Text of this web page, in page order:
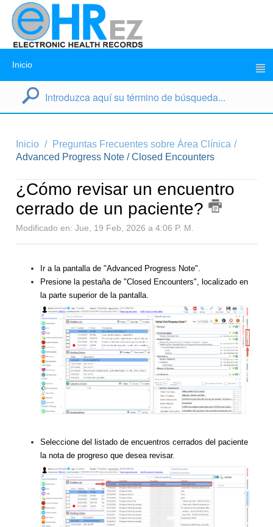
Inicio
Inicio
Preguntas Frecuentes sobre Área Clínica
Advanced Progress Note / Closed Encounters
¿Cómo revisar un encuentro
cerrado de un paciente?
Modificado en: Jue, 19 Feb, 2026 a 4:06 P. M.
Ir a la pantalla de "Advanced Progress Note".
Presione la pestaña de "Closed Encounters", localizado en
la parte superior de la pantalla.
Seleccione del listado de encuentros cerrados del paciente
la nota de progreso que desea revisar.